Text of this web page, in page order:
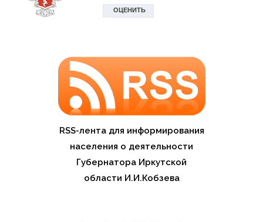
RSS-лента для информирования
населения о деятельности
Губернатора Иркутской
области И.И.Кобзева